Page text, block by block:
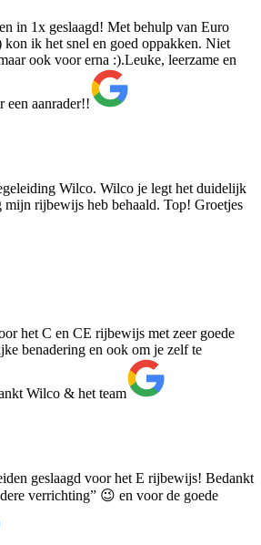
in 1x geslaagd! Met behulp van Euro
ik het snel en goed oppakken. Niet
ook voor erna :).Leuke, leerzame en
een aanrader!!
Wilco. Wilco je legt het duidelijk
rijbewijs heb behaald. Top! Groetjes
het C en CE rijbewijs met zeer goede
benadering en ook om je zelf te
Wilco & het team
geslaagd voor het E rijbewijs! Bedankt
verrichting” 😉 en voor de goede